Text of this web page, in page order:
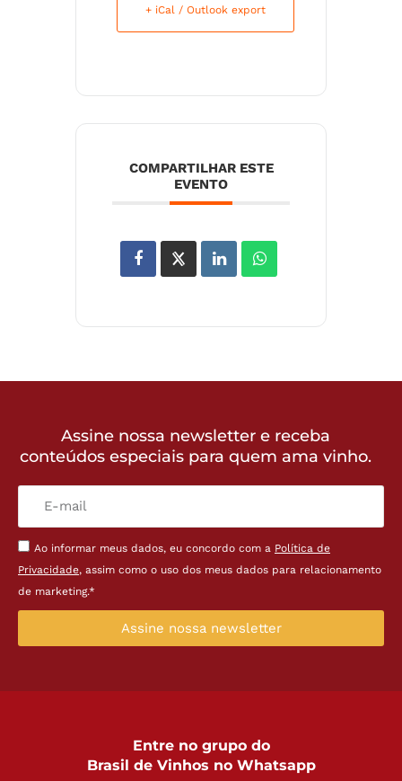
+ iCal / Outlook export
COMPARTILHAR ESTE
EVENTO
Assine nossa newsletter e receba
conteúdos especiais para quem ama vinho.
Ao informar meus dados, eu concordo com a Política de
Privacidade, assim como o uso dos meus dados para relacionamento
de marketing.*
Assine nossa newsletter
Entre no grupo do
Brasil de Vinhos no Whatsapp